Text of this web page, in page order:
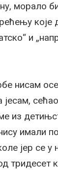
морало
које
и
нисам
из
имали
јер се у
тридесет